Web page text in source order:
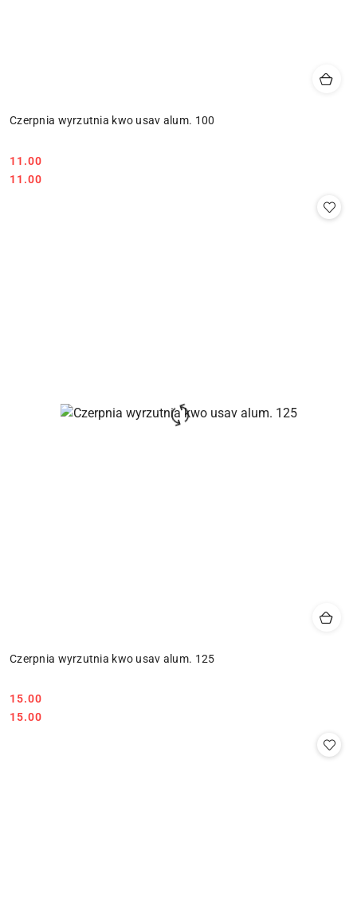
Czerpnia wyrzutnia kwo usav alum. 100
Cena:
11.00
Cena:
11.00
Czerpnia wyrzutnia kwo usav alum. 125
Cena:
15.00
Cena:
15.00